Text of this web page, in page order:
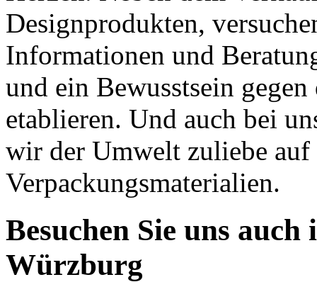
Designprodukten,
Informationen und
und ein Bewusstsein
etablieren. Und auch bei
wir der Umwelt zuliebe auf
Verpackungsmaterialien.
Besuchen Sie uns
Würzburg